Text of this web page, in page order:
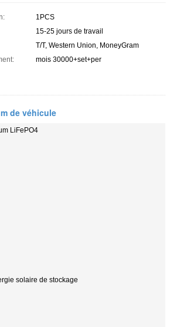
1PCS
15-25 jours de travail
T/T, Western Union, MoneyGram
mois 30000+set+per
de véhicule
LiFePO4
solaire de stockage